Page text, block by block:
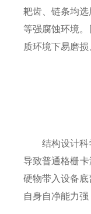
耙齿、链条均
等强腐蚀环境
质环境下易磨
结构设计科学
导致普通格栅
硬物带入设备
自身自净能力